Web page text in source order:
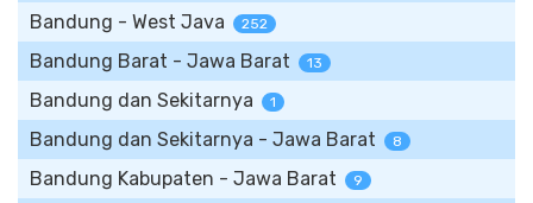
Bandung - West Java 252
Bandung Barat - Jawa Barat 13
Bandung dan Sekitarnya 1
Bandung dan Sekitarnya - Jawa Barat 8
Bandung Kabupaten - Jawa Barat 9